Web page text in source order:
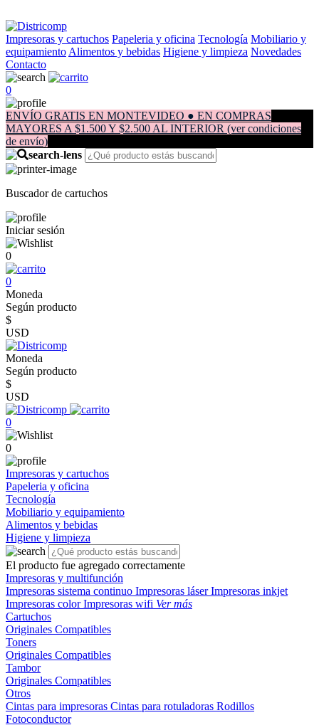
Impresoras y cartuchos Papeleria y oficina Tecnología Mobiliario y
equipamiento Alimentos y bebidas Higiene y limpieza Novedades
Contacto
0
ENVÍO GRATIS EN MONTEVIDEO ● EN COMPRAS
MAYORES A $1.500 Y $2.500 AL INTERIOR (ver condiciones
de envío)
Buscador de cartuchos
Iniciar sesión
0
0
Moneda
Según producto
$
USD
Moneda
Según producto
$
USD
0
0
Impresoras y cartuchos
Papeleria y oficina
Tecnología
Mobiliario y equipamiento
Alimentos y bebidas
Higiene y limpieza
El producto fue agregado correctamente
Impresoras y multifunción
Impresoras sistema continuo Impresoras láserImpresoras inkjet
Impresoras colorImpresoras wifi Ver más
Cartuchos
Originales Compatibles
Toners
Originales Compatibles
Tambor
Originales Compatibles
Otros
Cintas para impresoras Cintas para rotuladoras Rodillos
Fotoconductor